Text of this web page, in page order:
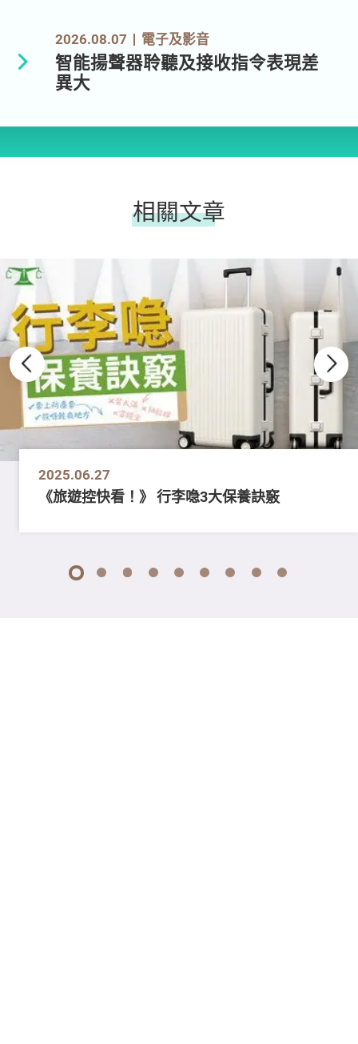
2026.08.07 電子及影音
智能揚聲器聆聽及接收指令表現差
異大
相關文章
2025.06.27
《旅遊控快看！》 行李喼3大保養訣竅
1 2 3 4 5 6 7 8 9